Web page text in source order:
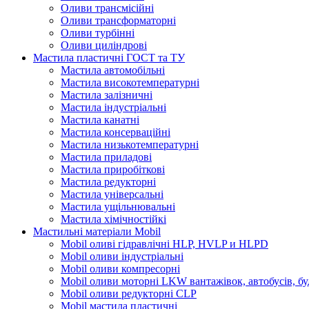
Оливи трансмісійні
Оливи трансформаторні
Оливи турбінні
Оливи циліндрові
Мастила пластичні ГОСТ та ТУ
Мастила автомобільні
Мастила високотемпературні
Мастила залізничні
Мастила індустріальні
Мастила канатні
Мастила консерваційні
Мастила низькотемпературні
Мастила приладові
Мастила приробіткові
Мастила редукторні
Мастила універсальні
Мастила ущільнювальні
Мастила хімічностійкі
Мастильні матеріали Mobil
Mobil оливі гідравлічні HLP, HVLP и HLPD
Mobil оливи індустріальні
Mobil оливи компресорні
Mobil оливи моторні LKW вантажівок, автобусів,
Mobil оливи редукторні CLP
Mobil мастила пластичні